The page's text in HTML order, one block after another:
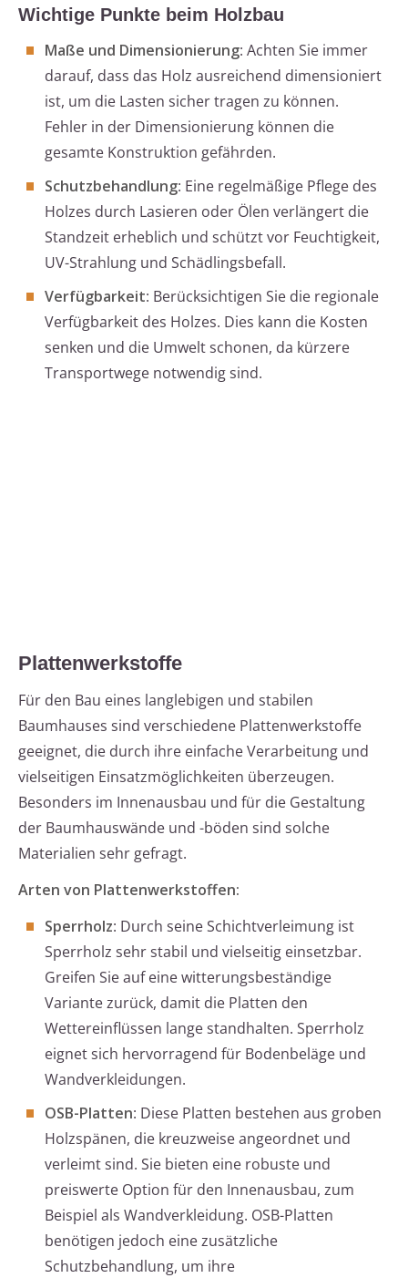
Wichtige Punkte beim Holzbau
Maße und Dimensionierung: Achten Sie immer
darauf, dass das Holz ausreichend dimensioniert
ist, um die Lasten sicher tragen zu können.
Fehler in der Dimensionierung können die
gesamte Konstruktion gefährden.
Schutzbehandlung: Eine regelmäßige Pflege des
Holzes durch Lasieren oder Ölen verlängert die
Standzeit erheblich und schützt vor Feuchtigkeit,
UV-Strahlung und Schädlingsbefall.
Verfügbarkeit: Berücksichtigen Sie die regionale
Verfügbarkeit des Holzes. Dies kann die Kosten
senken und die Umwelt schonen, da kürzere
Transportwege notwendig sind.
Plattenwerkstoffe
Für den Bau eines langlebigen und stabilen
Baumhauses sind verschiedene Plattenwerkstoffe
geeignet, die durch ihre einfache Verarbeitung und
vielseitigen Einsatzmöglichkeiten überzeugen.
Besonders im Innenausbau und für die Gestaltung
der Baumhauswände und -böden sind solche
Materialien sehr gefragt.
Arten von Plattenwerkstoffen:
Sperrholz: Durch seine Schichtverleimung ist
Sperrholz sehr stabil und vielseitig einsetzbar.
Greifen Sie auf eine witterungsbeständige
Variante zurück, damit die Platten den
Wettereinflüssen lange standhalten. Sperrholz
eignet sich hervorragend für Bodenbeläge und
Wandverkleidungen.
OSB-Platten: Diese Platten bestehen aus groben
Holzspänen, die kreuzweise angeordnet und
verleimt sind. Sie bieten eine robuste und
preiswerte Option für den Innenausbau, zum
Beispiel als Wandverkleidung. OSB-Platten
benötigen jedoch eine zusätzliche
Schutzbehandlung, um ihre